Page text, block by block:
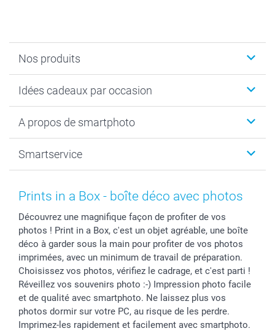
Nos produits
Calendrier photo & Agenda photo
Tirage photo & agrandissement
Faire-part & Cartes
Coques smartphone
Cadres photo & accessoires déco
Dénicheur d'idées cadeau
Idées cadeaux par occasion
Anniversaire
Naissance & baptême
Fête des Mères
Communion
Baptême
Toussaint
Rentrée des classes
Saint-Valentin
Vacances
A propos de smartphoto
Plan du site
Droit de rétraction
Vie privée
Gestion des cookies
Tarifs
Partenariats & Influence
Investisseurs
Smartservice
Aide
smartfriends
Livraison
Modes de paiement
Grandes quantités
Statut de ma commande
Prints in a Box - boîte déco avec photos
Découvrez une magnifique façon de profiter de vos
photos ! Print in a Box, c'est un objet agréable, une boîte
déco à garder sous la main pour profiter de vos photos
imprimées, avec un minimum de travail de préparation.
Choisissez vos photos, vérifiez le cadrage, et c'est parti !
Réveillez vos souvenirs photo :-) Impression photo facile
et de qualité avec smartphoto. Ne laissez plus vos
photos dormir sur votre PC, au risque de les perdre.
Imprimez-les rapidement et facilement avec smartphoto.